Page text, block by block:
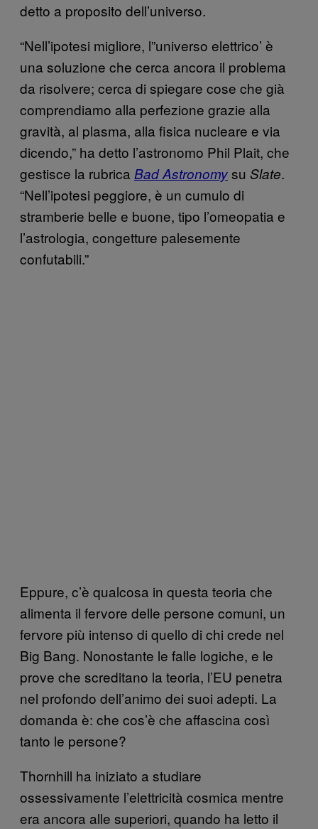
detto a proposito dell’universo.
“Nell’ipotesi migliore, l”universo elettrico’ è
una soluzione che cerca ancora il problema
da risolvere; cerca di spiegare cose che già
comprendiamo alla perfezione grazie alla
gravità, al plasma, alla fisica nucleare e via
dicendo,” ha detto l’astronomo Phil Plait, che
gestisce la rubrica Bad Astronomysu Slate.
“Nell’ipotesi peggiore, è un cumulo di
stramberie belle e buone, tipo l’omeopatia e
l’astrologia, congetture palesemente
confutabili.”
Eppure, c’è qualcosa in questa teoria che
alimenta il fervore delle persone comuni, un
fervore più intenso di quello di chi crede nel
Big Bang. Nonostante le falle logiche, e le
prove che screditano la teoria, l’EU penetra
nel profondo dell’animo dei suoi adepti. La
domanda è: che cos’è che affascina così
tanto le persone?
Thornhill ha iniziato a studiare
ossessivamente l’elettricità cosmica mentre
era ancora alle superiori, quando ha letto il